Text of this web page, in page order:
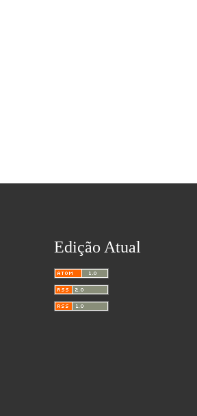
Edição Atual